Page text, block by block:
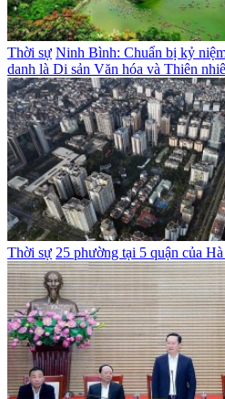
Thời sự Ninh Bình: Chuẩn bị kỷ
danh là Di sản Văn hóa và Thiên
Thời sự 25 phường tại 5 quận của